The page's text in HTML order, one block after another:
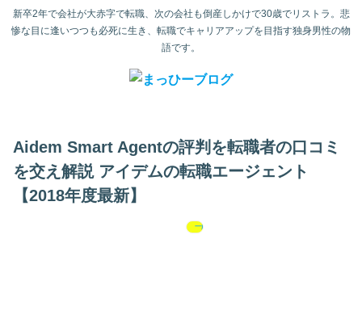
新卒2年で会社が大赤字で転職、次の会社も倒産しかけで30歳でリストラ。悲
惨な目に逢いつつも必死に生き、転職でキャリアアップを目指す独身男性の物
語です。
Aidem Smart Agentの評判を転職者の口コミ
を交え解説 アイデムの転職エージェント
【2018年度最新】
一般向け転職求人